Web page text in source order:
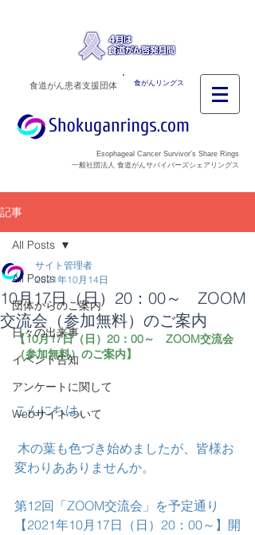
食がんリングス
食道がん患者支援団体
Esophageal Cancer Survivor’s Share Rings
一般社団法人 食道がんサバイバーズシェアリングス
記事
All Posts
団体からのご案内
日々の出来事
イベント告知
アンケートに関して
Webサイトついて
All Posts
10月17日（日）20：00～ ZOOM
交流会（参加無料）のご案内
サイト管理者
2021年10月14日
【10月17日（日）20：00～　ZOOM交流会
（参加無料）のご案内】
こんにちは。
変わりあありませんか。
第12回「ZOOM交流会」を予定通り
【2021年10月17日（日）20：00～】開